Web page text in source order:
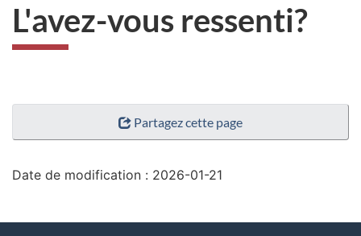
L'avez-vous ressenti?
"Détails
page"
Partagez cette page
Date de modification : 2026-01-21